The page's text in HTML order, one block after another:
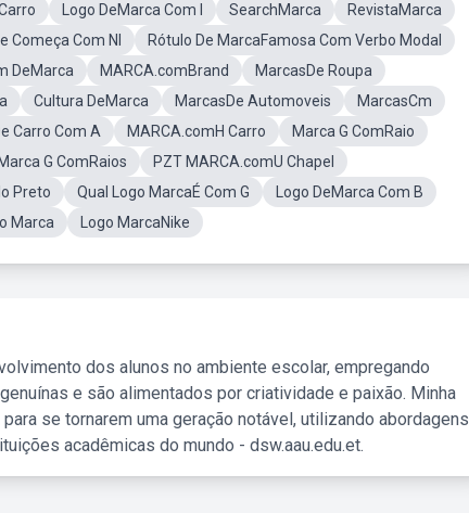
Logo DeMarca Com I SearchMarca
RevistaMarca
Começa Com NI
Rótulo De MarcaFamosa Com Verbo Modal
DeMarca MARCA.comBrand
MarcasDe Roupa
Cultura DeMarca MarcasDe Automoveis
MarcasCm
Carro Com A MARCA.comH Carro
Marca G ComRaio
Marca G ComRaios
PZT MARCA.comU Chapel
Preto Qual Logo MarcaÉ Com G
Logo DeMarca Com B
Marca Logo MarcaNike
dos alunos no ambiente escolar, empregando
e são alimentados por criatividade e paixão. Minha
se tornarem uma geração notável, utilizando abordagens
acadêmicas do mundo - dsw.aau.edu.et.